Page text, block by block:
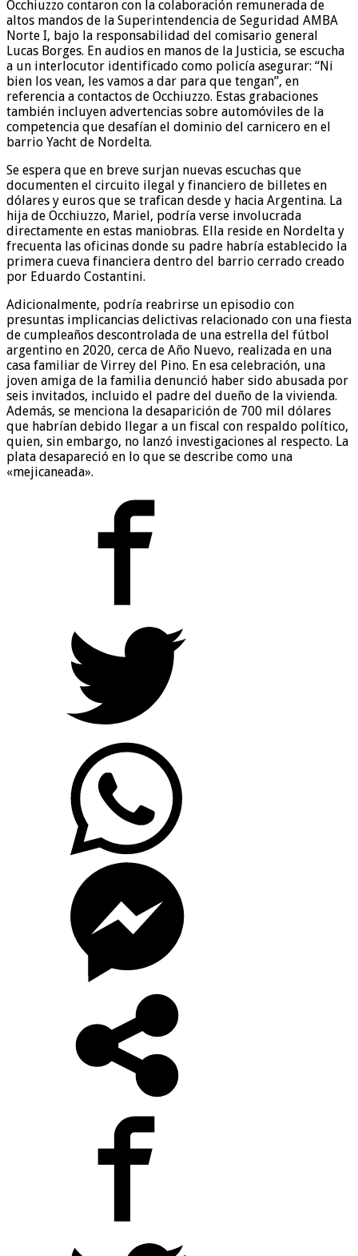
Occhiuzzo contaron con la colaboración remunerada de
altos mandos de la Superintendencia de Seguridad AMBA
Norte I, bajo la responsabilidad del comisario general
Lucas Borges. En audios en manos de la Justicia, se escucha
a un interlocutor identificado como policía asegurar: “Ni
bien los vean, les vamos a dar para que tengan”, en
referencia a contactos de Occhiuzzo. Estas grabaciones
también incluyen advertencias sobre automóviles de la
competencia que desafían el dominio del carnicero en el
barrio Yacht de Nordelta.
Se espera que en breve surjan nuevas escuchas que
documenten el circuito ilegal y financiero de billetes en
dólares y euros que se trafican desde y hacia Argentina. La
hija de Occhiuzzo, Mariel, podría verse involucrada
directamente en estas maniobras. Ella reside en Nordelta y
frecuenta las oficinas donde su padre habría establecido la
primera cueva financiera dentro del barrio cerrado creado
por Eduardo Costantini.
Adicionalmente, podría reabrirse un episodio con
presuntas implicancias delictivas relacionado con una fiesta
de cumpleaños descontrolada de una estrella del fútbol
argentino en 2020, cerca de Año Nuevo, realizada en una
casa familiar de Virrey del Pino. En esa celebración, una
joven amiga de la familia denunció haber sido abusada por
seis invitados, incluido el padre del dueño de la vivienda.
Además, se menciona la desaparición de 700 mil dólares
que habrían debido llegar a un fiscal con respaldo político,
quien, sin embargo, no lanzó investigaciones al respecto. La
plata desapareció en lo que se describe como una
«mejicaneada».